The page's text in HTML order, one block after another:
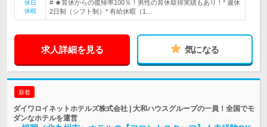
休日
休暇
# ★育休からの復帰率100％！男性の育休取得実績もあり！* 週休
2日制（シフト制）* 有給休暇（1…
求人詳細を見る 気になる
新着
ダイワロイネットホテルズ株式会社 | 大和ハウスグループの一員！全国でモ
ダンなホテルを運営